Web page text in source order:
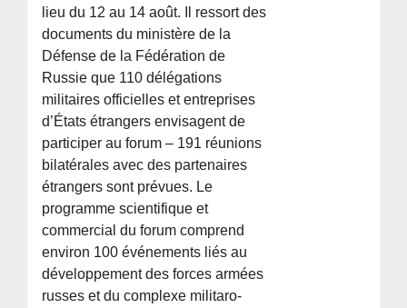
lieu du 12 au 14 août. Il ressort des
documents du ministère de la
Défense de la Fédération de
Russie que 110 délégations
militaires officielles et entreprises
d’États étrangers envisagent de
participer au forum – 191 réunions
bilatérales avec des partenaires
étrangers sont prévues. Le
programme scientifique et
commercial du forum comprend
environ 100 événements liés au
développement des forces armées
russes et du complexe militaro-